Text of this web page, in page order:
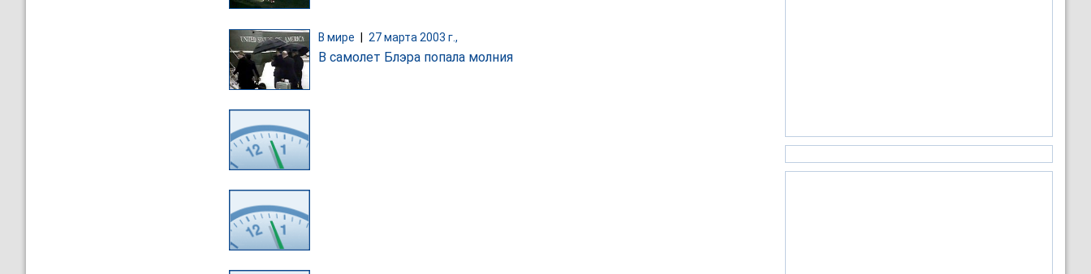
В мире 27 марта 2003 г.,
В самолет Блэра попала молния